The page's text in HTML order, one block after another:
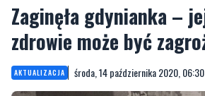
AKTUALIZACJA środa, 14 października 2020, 06:30